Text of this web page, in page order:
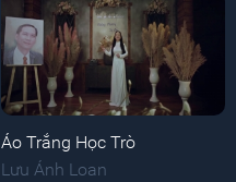
Áo Trắng Học Trò
Lưu Ánh Loan